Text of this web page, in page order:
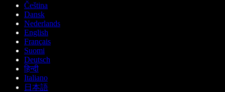
Čeština
Dansk
Nederlands
English
Français
Suomi
Deutsch
हिन्दी
Italiano
日本語